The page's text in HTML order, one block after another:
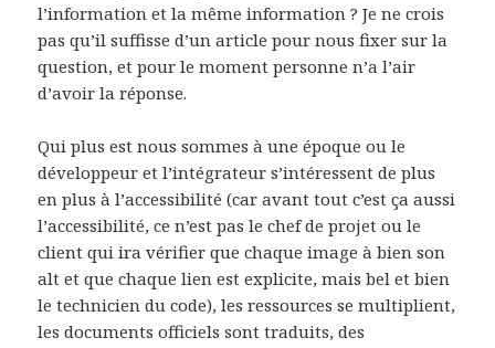
l’information et la même information ? Je ne crois
pas qu’il suffisse d’un article pour nous fixer sur la
question, et pour le moment personne n’a l’air
d’avoir la réponse.
Qui plus est nous sommes à une époque ou le
développeur et l’intégrateur s’intéressent de plus
en plus à l’accessibilité (car avant tout c’est ça aussi
l’accessibilité, ce n’est pas le chef de projet ou le
client qui ira vérifier que chaque image à bien son
alt et que chaque lien est explicite, mais bel et bien
le technicien du code), les ressources se multiplient,
les documents officiels sont traduits, des